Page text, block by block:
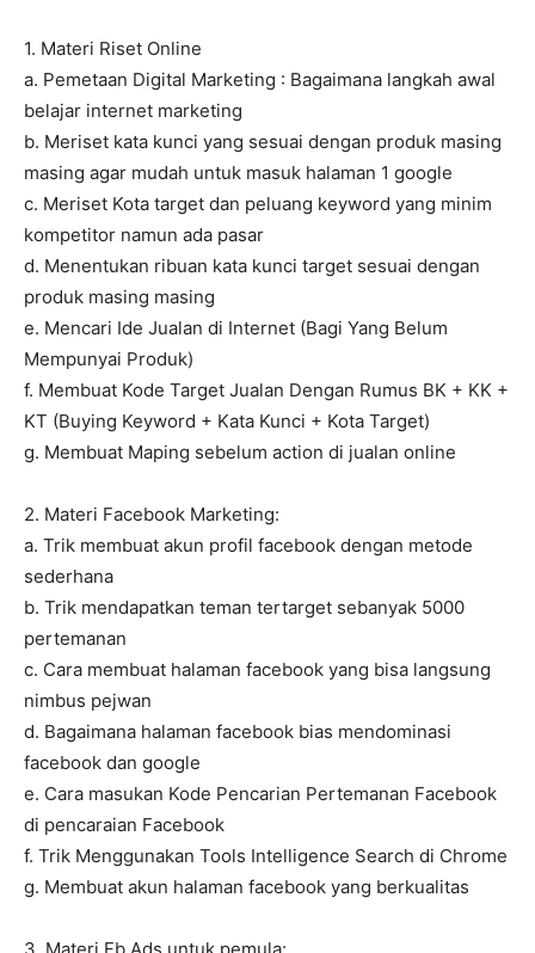
1. Materi Riset Online
a. Pemetaan Digital Marketing : Bagaimana langkah awal
belajar internet marketing
b. Meriset kata kunci yang sesuai dengan produk masing
masing agar mudah untuk masuk halaman 1 google
c. Meriset Kota target dan peluang keyword yang minim
kompetitor namun ada pasar
d. Menentukan ribuan kata kunci target sesuai dengan
produk masing masing
e. Mencari Ide Jualan di Internet (Bagi Yang Belum
Mempunyai Produk)
f. Membuat Kode Target Jualan Dengan Rumus BK + KK +
KT (Buying Keyword + Kata Kunci + Kota Target)
g. Membuat Maping sebelum action di jualan online
2. Materi Facebook Marketing:
a. Trik membuat akun profil facebook dengan metode
sederhana
b. Trik mendapatkan teman tertarget sebanyak 5000
pertemanan
c. Cara membuat halaman facebook yang bisa langsung
nimbus pejwan
d. Bagaimana halaman facebook bias mendominasi
facebook dan google
e. Cara masukan Kode Pencarian Pertemanan Facebook
di pencaraian Facebook
f. Trik Menggunakan Tools Intelligence Search di Chrome
g. Membuat akun halaman facebook yang berkualitas